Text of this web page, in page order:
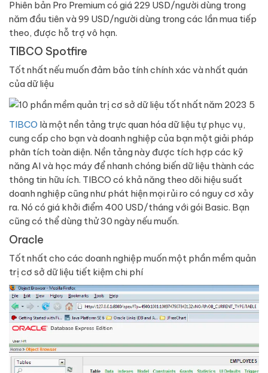
Phiên bản Pro Premium có giá 229 USD/người dùng trong
năm đầu tiên và 99 USD/người dùng trong các lần mua tiếp
theo, được hỗ trợ vô hạn.
TIBCO Spotfire
Tốt nhất nếu muốn đảm bảo tính chính xác và nhất quán
của dữ liệu
TIBCO là một nền tảng trực quan hóa dữ liệu tự phục vụ,
cung cấp cho bạn và doanh nghiệp của bạn một giải pháp
phân tích toàn diện. Nền tảng này được tích hợp các kỹ
năng AI và học máy để nhanh chóng biến dữ liệu thành các
thông tin hữu ích. TIBCO có khả năng theo dõi hiệu suất
doanh nghiệp cũng như phát hiện mọi rủi ro có nguy cơ xảy
ra. Nó có giá khởi điểm 400 USD/tháng với gói Basic. Bạn
cũng có thể dùng thử 30 ngày nếu muốn.
Oracle
Tốt nhất cho các doanh nghiệp muốn một phần mềm quản
trị cơ sở dữ liệu tiết kiệm chi phí